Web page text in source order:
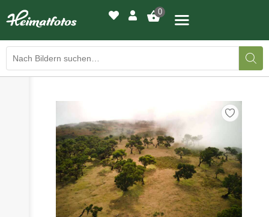
0
DRUCKQUALITÄTEN
LED-LEUCHTBILDER
WIR DRUCKEN IHR BILD
AUSSTELLUNGEN